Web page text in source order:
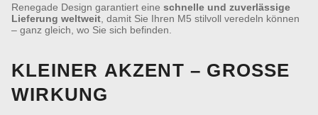
Renegade Design garantiert eine schnelle und zuverlässige
Lieferung weltweit , damit Sie Ihren M5 stilvoll veredeln können
– ganz gleich, wo Sie sich befinden.
KLEINER AKZENT – GROSSE W
IRKUNG